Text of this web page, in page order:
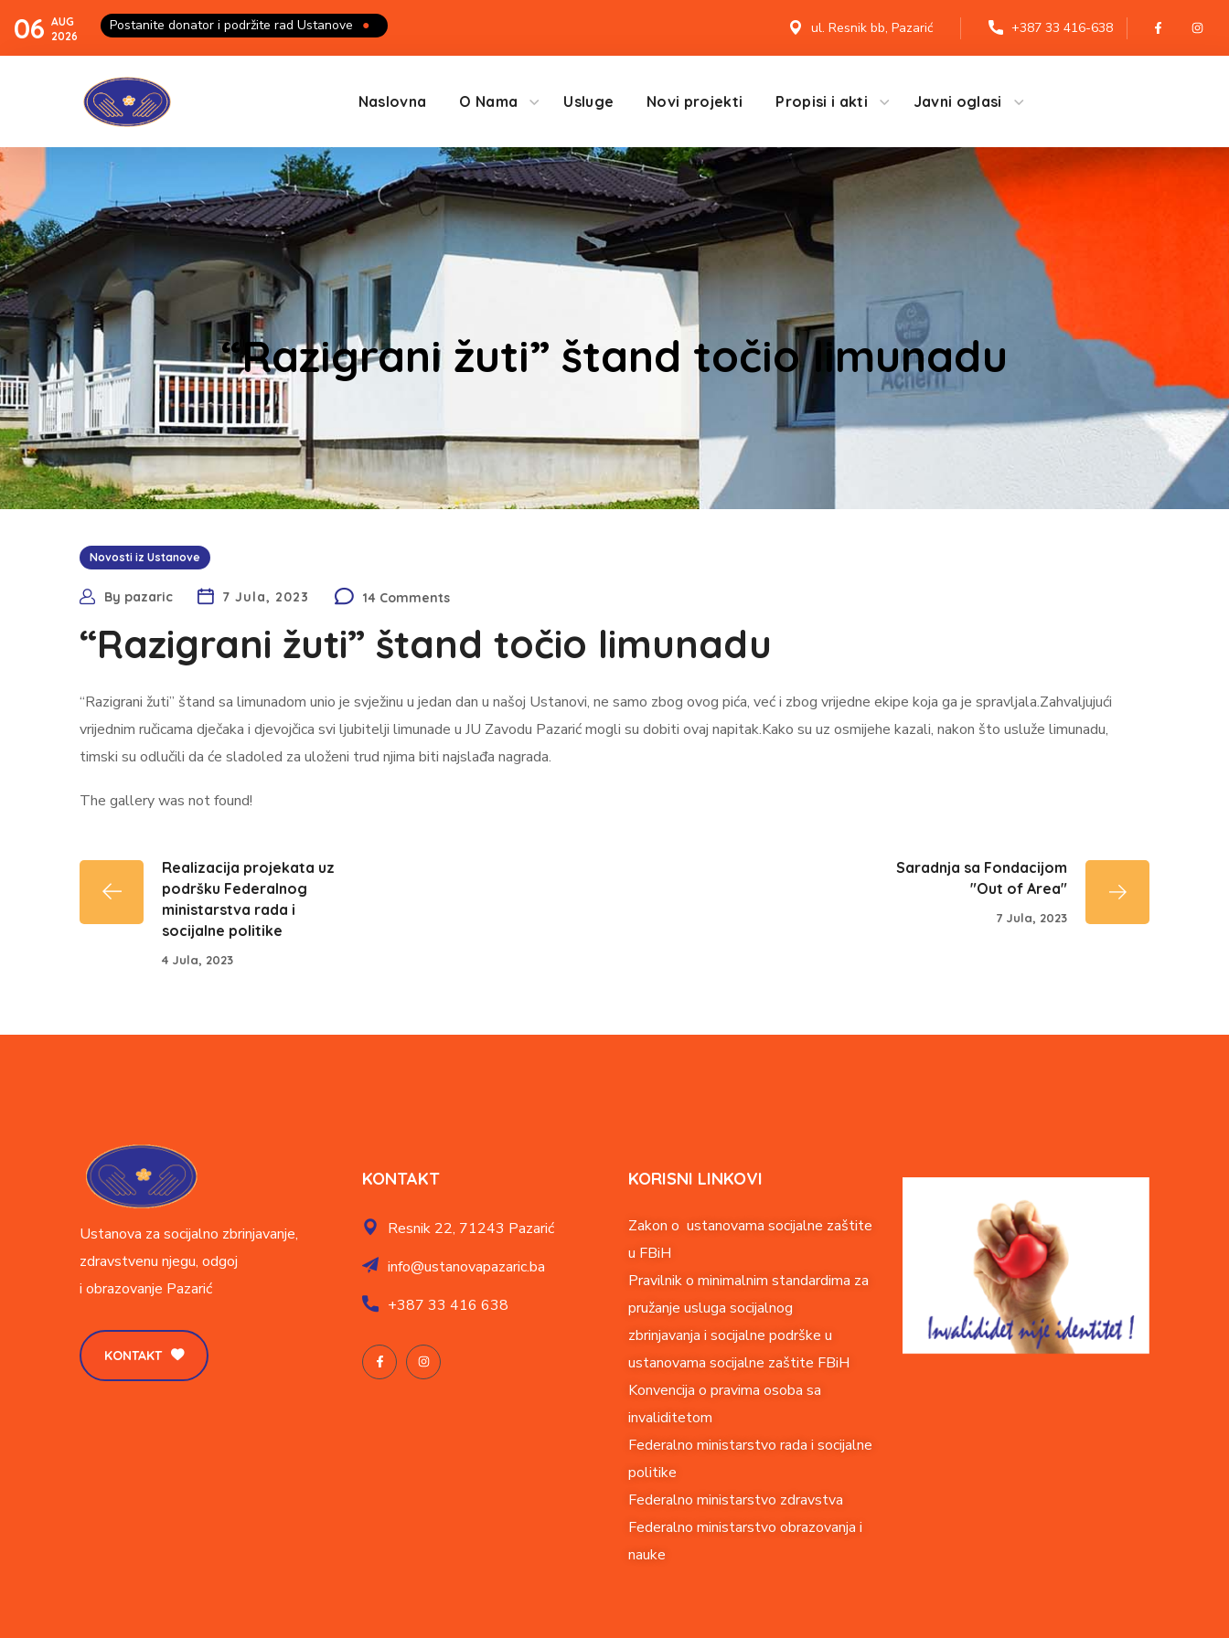
06 AUG
2026
Postanite donator i podržite rad Ustanove ● ul. Resnik bb, Pazarić +387 33 416-638
Naslovna O Nama Usluge Novi projekti Propisi i akti Javni oglasi
“Razigrani žuti” štand točio limunadu
Novosti iz Ustanove
By pazaric 7 Jula, 2023 14 Comments
“Razigrani žuti” štand točio limunadu
“Razigrani žuti” štand sa limunadom unio je svježinu u jedan dan u našoj Ustanovi, ne samo zbog ovog pića, već i zbog vrijedne ekipe koja ga je spravljala.Zahvaljujući
vrijednim ručicama dječaka i djevojčica svi ljubitelji limunade u JU Zavodu Pazarić mogli su dobiti ovaj napitak.Kako su uz osmijehe kazali, nakon što usluže limunadu,
timski su odlučili da će sladoled za uloženi trud njima biti najslađa nagrada.
The gallery was not found!
Realizacija projekata uz
podršku Federalnog
ministarstva rada i
socijalne politike
4 Jula, 2023
Saradnja sa Fondacijom
"Out of Area"
7 Jula, 2023
Ustanova za socijalno zbrinjavanje,
zdravstvenu njegu, odgoj
i obrazovanje Pazarić
KONTAKT
KONTAKT
Resnik 22, 71243 Pazarić
info@ustanovapazaric.ba
+387 33 416 638
KORISNI LINKOVI
Zakon o ustanovama socijalne zaštite
u FBiH
Pravilnik o minimalnim standardima za
pružanje usluga socijalnog
zbrinjavanja i socijalne podrške u
ustanovama socijalne zaštite FBiH
Konvencija o pravima osoba sa
invaliditetom
Federalno ministarstvo rada i socijalne
politike
Federalno ministarstvo zdravstva
Federalno ministarstvo obrazovanja i
nauke